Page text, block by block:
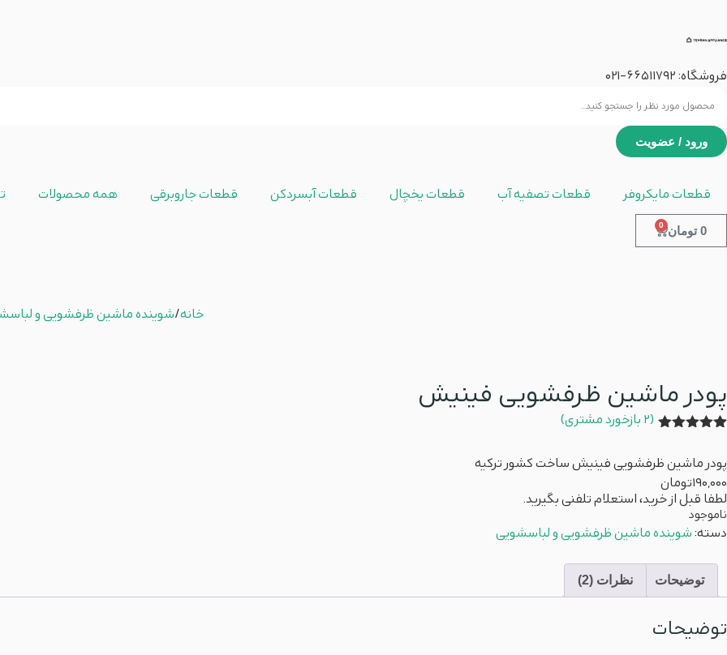
فروشگاه:66511792
-021
ورود / عضویت
قطعات مایکروفر قطعات تصفیه آب قطعات یخچال قطعات آبسردکن قطعات جاروبرقی همه محصولات
0 تومان 0
خانه/شوینده ماشین ظرفشویی و
پودر ماشین ظرفشویی فینیش
در
امتیازدهی
مشتری
(
2 بازخورد مشتری)
پودر ماشین ظرفشویی فینیش ساخت کشور ترکیه
190,000تومان
لطفا قبل از خرید، استعلام تلفنی بگیرید.
ناموجود
دسته:شوینده ماشین ظرفشویی و لباسشویی
توضیحات نظرات (2)
توضیحات